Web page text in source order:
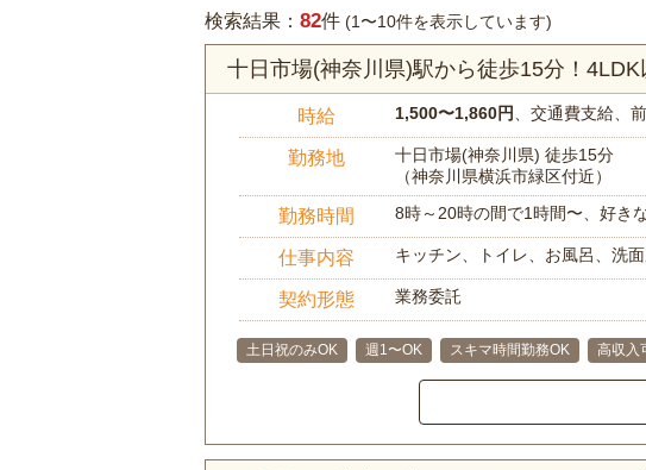
検索結果： 82件 (1〜10件を表示しています)
十日市場(神奈川県)駅から徒歩15分！
時給 1,500〜1,860円 、交通費支給、
勤務地
十日市場(神奈川県) 徒歩15分
（神奈川県横浜市緑区付近）
勤務時間 8時～20時の間で1時間〜、好き
仕事内容 キッチン、トイレ、お風呂、洗
契約形態 業務委託
土日祝のみOK 週1〜OK スキマ時間勤務OK 高収入